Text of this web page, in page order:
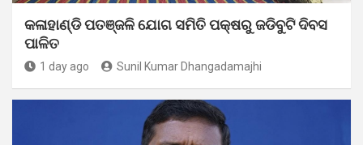
କଳାହାଣ୍ଡି ପତଞ୍ଜଳି ଯୋଗ ସମିତି ପକ୍ଷରୁ ଜଡିବୁଟି ଦିବସ
ପାଳିତ
1 day ago Sunil Kumar Dhangadamajhi